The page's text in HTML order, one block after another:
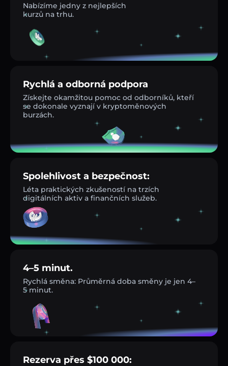
Nabízíme jedny z nejlepších
kurzů na trhu.
Rychlá a odborná podpora
Získejte okamžitou pomoc od odborníků, kteří
se dokonale vyznají v kryptoměnových
burzách.
Spolehlivost a bezpečnost:
Léta praktických zkušeností na trzích
digitálních aktiv a finančních služeb.
4–5 minut.
Rychlá směna: Průměrná doba směny je jen 4–
5 minut.
Rezerva přes $100 000: